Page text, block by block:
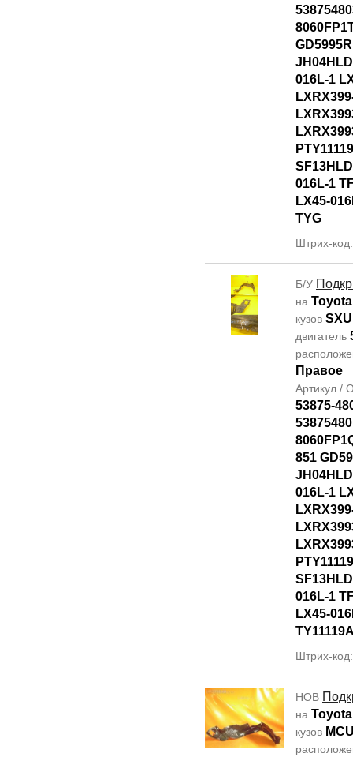
GD5995R
016L-1
016L-1
LX45-
TYG
Штрих-
Б/У
на
кузов
двигатель
Правое
Артикул /
53875-
851
016L-1
016L-1
LX45-
Штрих-
НОВ
на
кузов